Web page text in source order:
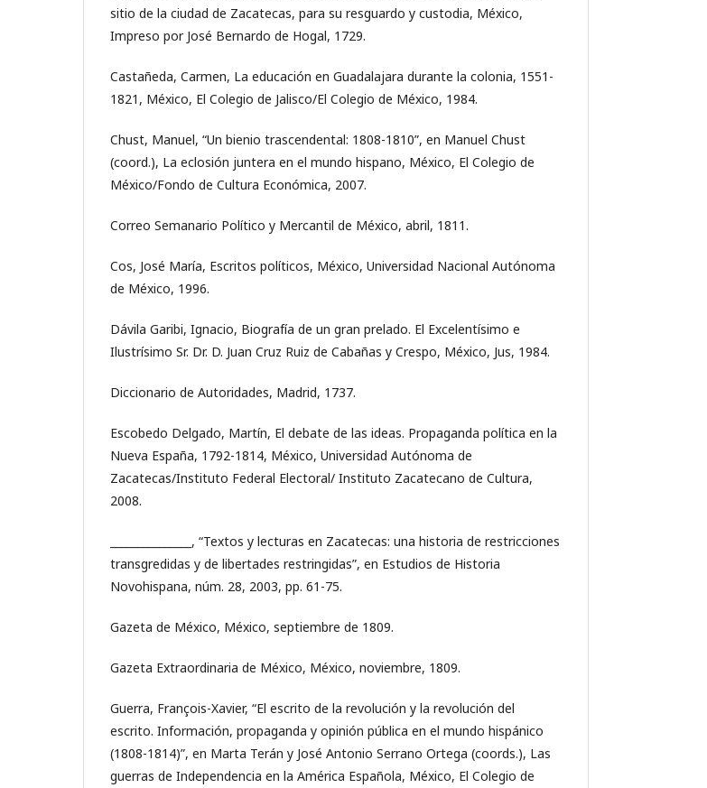
sitio de la ciudad de Zacatecas, para su resguardo y custodia, México,
Impreso por José Bernardo de Hogal, 1729.
Castañeda, Carmen, La educación en Guadalajara durante la colonia, 1551-
1821, México, El Colegio de Jalisco/El Colegio de México, 1984.
Chust, Manuel, “Un bienio trascendental: 1808-1810”, en Manuel Chust
(coord.), La eclosión juntera en el mundo hispano, México, El Colegio de
México/Fondo de Cultura Económica, 2007.
Correo Semanario Político y Mercantil de México, abril, 1811.
Cos, José María, Escritos políticos, México, Universidad Nacional Autónoma
de México, 1996.
Dávila Garibi, Ignacio, Biografía de un gran prelado. El Excelentísimo e
Ilustrísimo Sr. Dr. D. Juan Cruz Ruiz de Cabañas y Crespo, México, Jus, 1984.
Diccionario de Autoridades, Madrid, 1737.
Escobedo Delgado, Martín, El debate de las ideas. Propaganda política en la
Nueva España, 1792-1814, México, Universidad Autónoma de
Zacatecas/Instituto Federal Electoral/ Instituto Zacatecano de Cultura,
2008.
_______________, “Textos y lecturas en Zacatecas: una historia de restricciones
transgredidas y de libertades restringidas”, en Estudios de Historia
Novohispana, núm. 28, 2003, pp. 61-75.
Gazeta de México, México, septiembre de 1809.
Gazeta Extraordinaria de México, México, noviembre, 1809.
Guerra, François-Xavier, “El escrito de la revolución y la revolución del
escrito. Información, propaganda y opinión pública en el mundo hispánico
(1808-1814)”, en Marta Terán y José Antonio Serrano Ortega (coords.), Las
guerras de Independencia en la América Española, México, El Colegio de